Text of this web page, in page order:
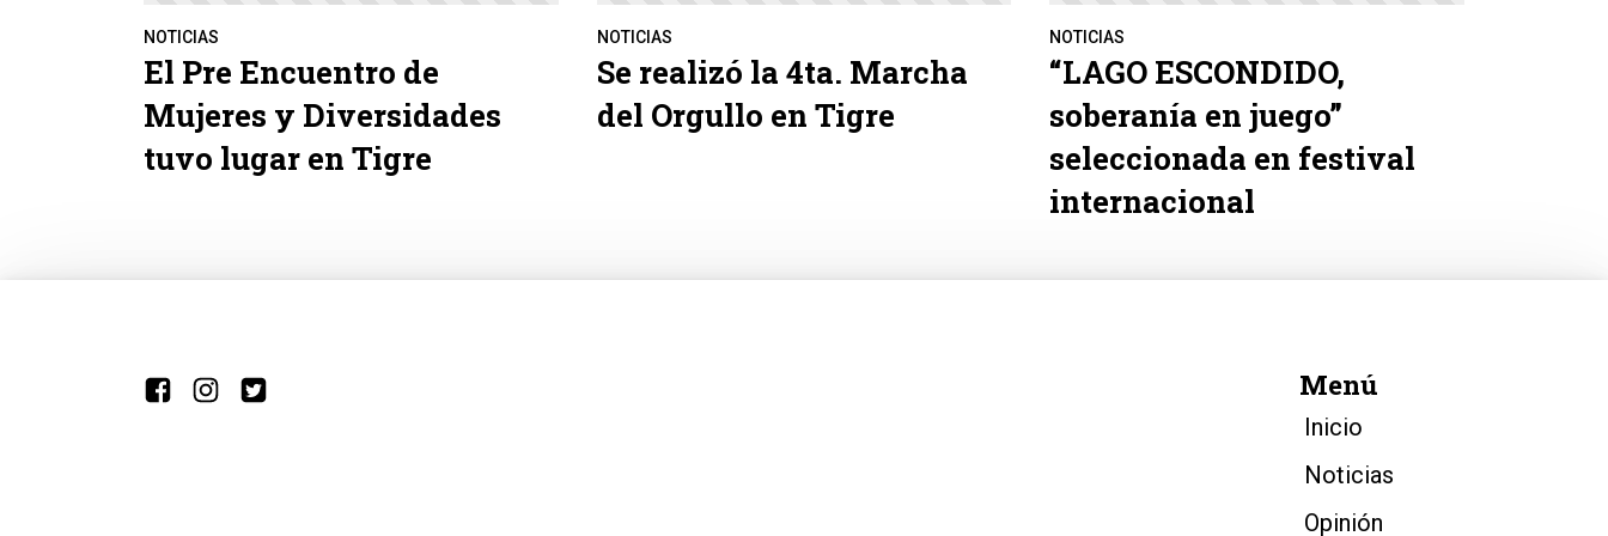
NOTICIAS
El Pre Encuentro de
Mujeres y Diversidades
tuvo lugar en Tigre
NOTICIAS
Se realizó la 4ta. Marcha
del Orgullo en Tigre
NOTICIAS
“LAGO ESCONDIDO,
soberanía en juego”
seleccionada en festival
internacional
Menú
Inicio
Noticias
Opinión